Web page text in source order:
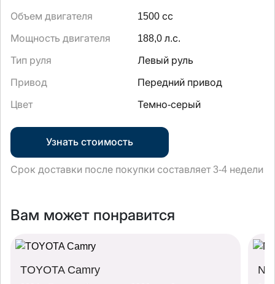
Объем двигателя 1500 сс
Мощность двигателя 188,0 л.с.
Тип руля Левый руль
Привод Передний привод
Цвет Темно-серый
Узнать стоимость
Срок доставки после покупки составляет 3-4 недели
Вам может понравится
TOYOTA Camry